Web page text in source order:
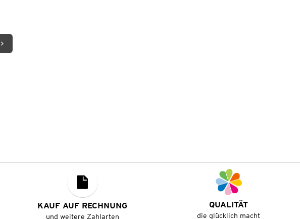
KAUF AUF RECHNUNG
und weitere Zahlarten
QUALITÄT
die glücklich macht